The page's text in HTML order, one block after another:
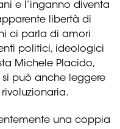
e l’inganno diventa
libertà di
ci parla di amori
politici, ideologici
Michele Placido,
può anche leggere
una coppia